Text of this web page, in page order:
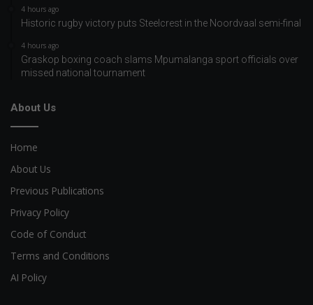
4 hours ago
Historic rugby victory puts Steelcrest in the Noordvaal semi-final
4 hours ago
Graskop boxing coach slams Mpumalanga sport officials over
missed national tournament
About Us
Home
About Us
Previous Publications
Privacy Policy
Code of Conduct
Terms and Conditions
AI Policy